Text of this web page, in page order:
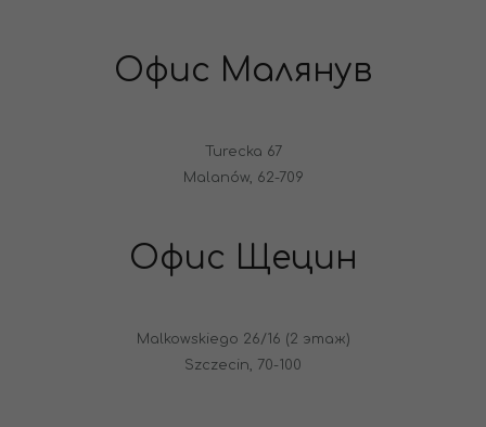
Офис Малянув
Turecka 67
Malanów, 62-709
Офис Щецин
Malkowskiego 26/16 (2 этаж)
Szczecin, 70-100